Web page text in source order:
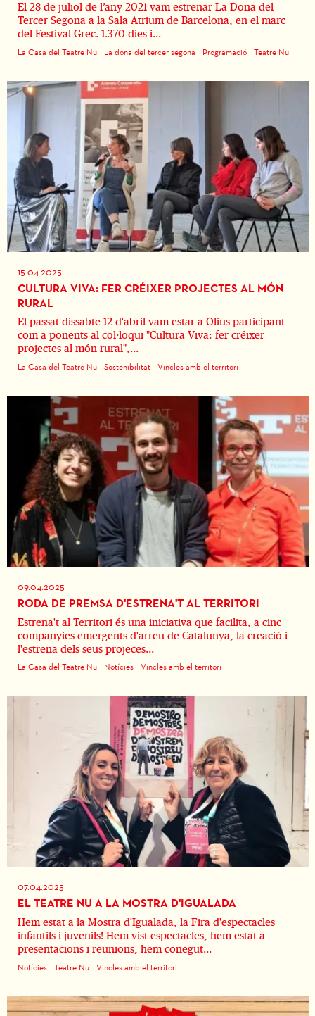
El 28 de juliol de l’any 2021 vam estrenar La Dona del
Tercer Segona a la Sala Atrium de Barcelona, en el marc
del Festival Grec. 1.370 dies i...
La Casa del Teatre Nu La dona del tercer segona Programació Teatre Nu
15.04.2025
CULTURA VIVA: FER CRÉIXER PROJECTES AL MÓN
RURAL
El passat dissabte 12 d'abril vam estar a Olius participant
com a ponents al col·loqui "Cultura Viva: fer créixer
projectes al món rural",...
La Casa del Teatre Nu Sostenibilitat Vincles amb el territori
09.04.2025
RODA DE PREMSA D'ESTRENA'T AL TERRITORI
Estrena't al Territori és una iniciativa que facilita, a cinc
companyies emergents d'arreu de Catalunya, la creació i
l'estrena dels seus projeces...
La Casa del Teatre Nu Notícies Vincles amb el territori
07.04.2025
EL TEATRE NU A LA MOSTRA D'IGUALADA
Hem estat a la Mostra d'Igualada, la Fira d'espectacles
infantils i juvenils! Hem vist espectacles, hem estat a
presentacions i reunions, hem conegut...
Notícies Teatre Nu Vincles amb el territori